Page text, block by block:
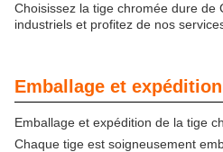
Choisissez la tige chromée dure de
industriels et profitez de nos
Emballage et expédition
Emballage et expédition de la tige
Chaque tige est soigneusement